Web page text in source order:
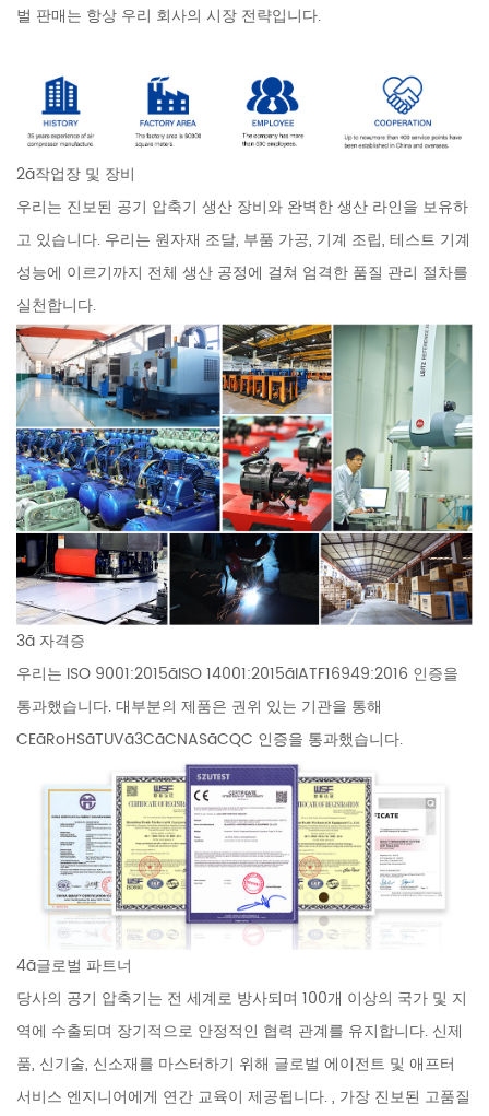
벌 판매는 항상 우리 회사의 시장 전략입니다.
2ã작업장 및 장비
우리는 진보된 공기 압축기 생산 장비와 완벽한 생산 라인을 보유하
고 있습니다. 우리는 원자재 조달, 부품 가공, 기계 조립, 테스트 기계
성능에 이르기까지 전체 생산 공정에 걸쳐 엄격한 품질 관리 절차를
실천합니다.
3ã 자격증
우리는 ISO 9001:2015ãISO 14001:2015ãIATF16949:2016 인증을
통과했습니다. 대부분의 제품은 권위 있는 기관을 통해
CEãRoHSãTUVã3CãCNASãCQC 인증을 통과했습니다.
4ã글로벌 파트너
당사의 공기 압축기는 전 세계로 방사되며 100개 이상의 국가 및 지
역에 수출되며 장기적으로 안정적인 협력 관계를 유지합니다. 신제
품, 신기술, 신소재를 마스터하기 위해 글로벌 에이전트 및 애프터
서비스 엔지니어에게 연간 교육이 제공됩니다. , 가장 진보된 고품질